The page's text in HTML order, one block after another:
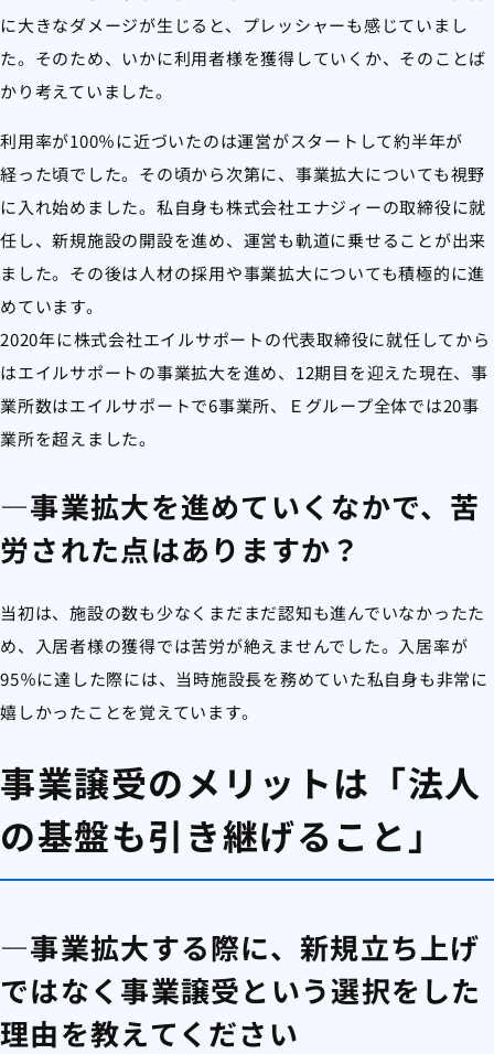
に大きなダメージが生じると、プレッシャーも感じていまし
た。そのため、いかに利用者様を獲得していくか、そのことば
かり考えていました。
利用率が100％に近づいたのは運営がスタートして約半年が
経った頃でした。その頃から次第に、事業拡大についても視野
に入れ始めました。私自身も株式会社エナジィーの取締役に就
任し、新規施設の開設を進め、運営も軌道に乗せることが出来
ました。その後は人材の採用や事業拡大についても積極的に進
めています。
2020年に株式会社エイルサポートの代表取締役に就任してから
はエイルサポートの事業拡大を進め、12期目を迎えた現在、事
業所数はエイルサポートで6事業所、Ｅグループ全体では20事
業所を超えました。
―事業拡大を進めていくなかで、苦
労された点はありますか？
当初は、施設の数も少なくまだまだ認知も進んでいなかったた
め、入居者様の獲得では苦労が絶えませんでした。入居率が
95％に達した際には、当時施設長を務めていた私自身も非常に
嬉しかったことを覚えています。
事業譲受のメリットは「法人
の基盤も引き継げること」
―事業拡大する際に、新規立ち上げ
ではなく事業譲受という選択をした
理由を教えてください